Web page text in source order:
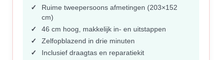
Ruime tweepersoons afmetingen (203×152
cm)
46 cm hoog, makkelijk in- en uitstappen
Zelfopblazend in drie minuten
Inclusief draagtas en reparatiekit